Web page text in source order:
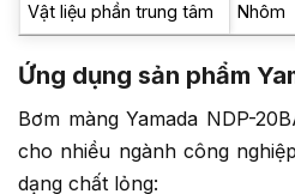
Vật liệu phần trung tâm Nhôm
Ứng dụng sản phẩm
Bơm màng Yamada NDP-
cho nhiều ngành công
dạng chất lỏng: